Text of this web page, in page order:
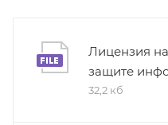
Лицензия
защите
32,2 кб